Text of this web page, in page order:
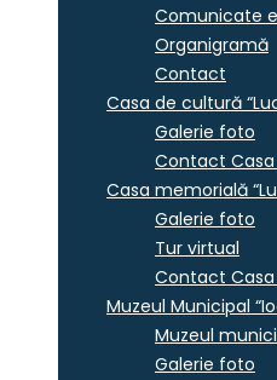
Comunicate
Organigramă
Contact
Casa de cultură
Galerie foto
Contact
Casa memorială
Galerie foto
Tur virtual
Contact
Muzeul Municipal
Muzeul
Galerie foto